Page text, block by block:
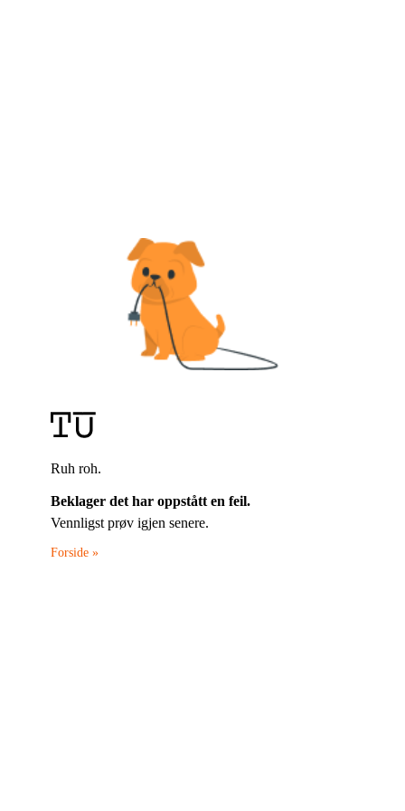
Ruh roh.
Beklager det har oppstått en feil.
Vennligst prøv igjen senere.
Forside »